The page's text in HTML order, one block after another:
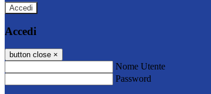
Accedi
Accedi
button close ×
Nome Utente
Password